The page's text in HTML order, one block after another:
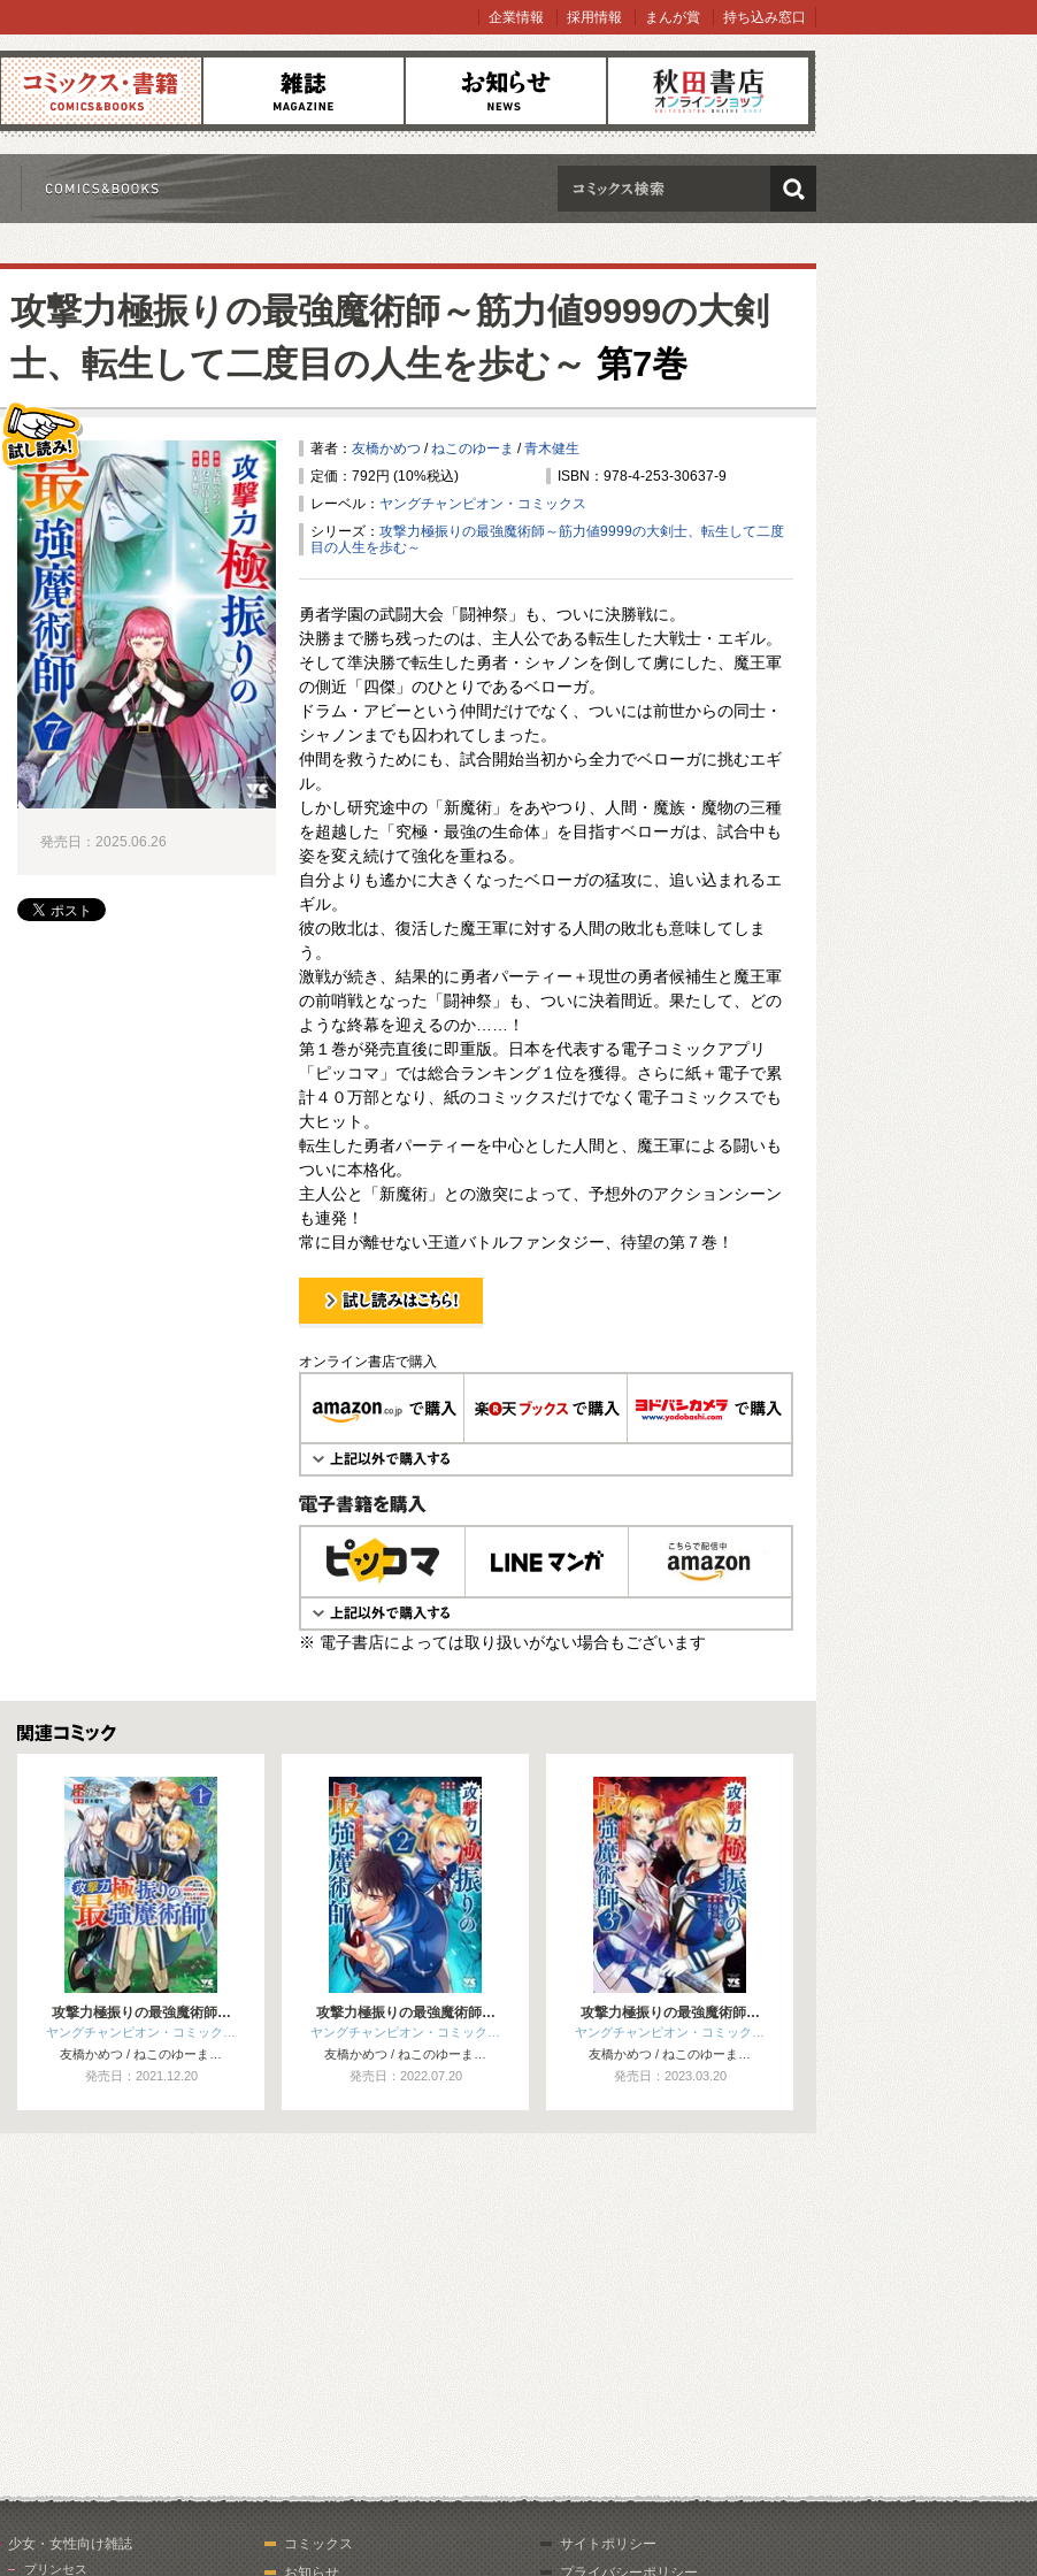
コミックス 雑誌 お知らせ オンラインショップ
企業情報 採用情報 まんが賞 持ち込み窓口
検索
攻撃力極振りの最強魔術師～筋力値9999の大剣
士、転生して二度目の人生を歩む～ 第7巻
著者： 友橋かめつ /ねこのゆーま /青木健生
定価：792円 (10%税込)
ISBN：978-4-253-30637-9
レーベル： ヤングチャンピオン・コミックス
シリーズ： 攻撃力極振りの最強魔術師～筋力値9999の大剣士、転生して二度
目の人生を歩む～
勇者学園の武闘大会「闘神祭」も、ついに決勝戦に。
決勝まで勝ち残ったのは、主人公である転生した大戦士・エギル。
そして準決勝で転生した勇者・シャノンを倒して虜にした、魔王軍
の側近「四傑」のひとりであるベローガ。
ドラム・アビーという仲間だけでなく、ついには前世からの同士・
シャノンまでも囚われてしまった。
仲間を救うためにも、試合開始当初から全力でベローガに挑むエギ
ル。
しかし研究途中の「新魔術」をあやつり、人間・魔族・魔物の三種
を超越した「究極・最強の生命体」を目指すベローガは、試合中も
姿を変え続けて強化を重ねる。
自分よりも遙かに大きくなったベローガの猛攻に、追い込まれるエ
ギル。
彼の敗北は、復活した魔王軍に対する人間の敗北も意味してしま
う。
激戦が続き、結果的に勇者パーティー＋現世の勇者候補生と魔王軍
の前哨戦となった「闘神祭」も、ついに決着間近。果たして、どの
ような終幕を迎えるのか……！
第１巻が発売直後に即重版。日本を代表する電子コミックアプリ
「ピッコマ」では総合ランキング１位を獲得。さらに紙＋電子で累
計４０万部となり、紙のコミックスだけでなく電子コミックスでも
大ヒット。
転生した勇者パーティーを中心とした人間と、魔王軍による闘いも
ついに本格化。
主人公と「新魔術」との激突によって、予想外のアクションシーン
も連発！
常に目が離せない王道バトルファンタジー、待望の第７巻！
試し読み！
オンライン書店で購入
電子書籍で購入
※ 電子書店によっては取り扱いがない場合もございます
発売日：2025.06.26
関連コミックス
攻撃力極振りの最強魔術師…
ヤングチャンピオン・コミック…
友橋かめつ / ねこのゆーま…
発売日：2021.12.20
攻撃力極振りの最強魔術師…
ヤングチャンピオン・コミック…
友橋かめつ / ねこのゆーま…
発売日：2022.07.20
攻撃力極振りの最強魔術師…
ヤングチャンピオン・コミック…
友橋かめつ / ねこのゆーま…
発売日：2023.03.20
少女・女性向け雑誌
プリンセス
コミックス
お知らせ
サイトポリシー
プライバシーポリシー